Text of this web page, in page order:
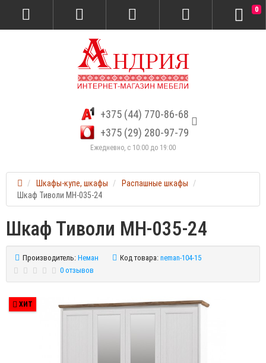
+375 (44) 770-86-68
+375 (29) 280-97-79
Ежедневно, с 10:00 до 19:00
0
Шкафы-купе, шкафы
Распашные шкафы
Шкаф Тиволи МН-035-24
Шкаф Тиволи МН-035-24
Производитель: Неман Код товара: neman-104-15
0 отзывов
ХИТ